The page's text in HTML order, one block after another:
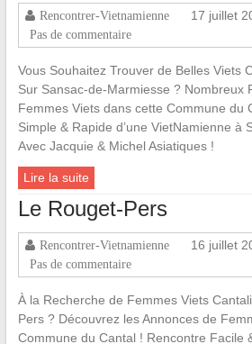
Rencontrer-Vietnamienne 17 juillet
Pas de commentaire
Vous Souhaitez Trouver de Belles Viets
Sur Sansac-de-Marmiesse ? Nombreux
Femmes Viets dans cette Commune du
Simple & Rapide d’une VietNamienne à
Avec Jacquie & Michel Asiatiques !
Lire la suite
Le Rouget-Pers
Rencontrer-Vietnamienne 16 juillet
Pas de commentaire
À la Recherche de Femmes Viets
Pers ? Découvrez les Annonces de
Commune du Cantal ! Rencontre Facile